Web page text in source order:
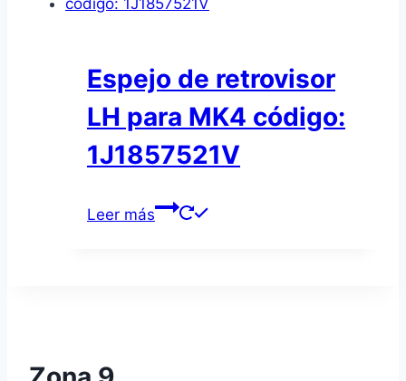
Espejo de retrovisor
LH para MK4 código:
1J1857521V
Leer más